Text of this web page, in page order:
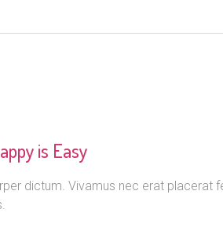
is Easy
dictum. Vivamus nec erat placerat